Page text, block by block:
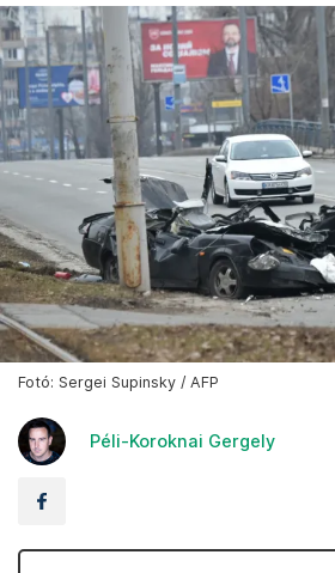
Fotó: Sergei Supinsky / AFP
Péli-Koroknai Gergely